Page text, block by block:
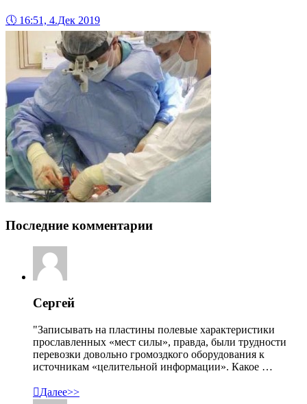
🕔 16:51, 4.Дек 2019
Последние комментарии
Сергей
"Записывать на пластины полевые характеристики
прославленных «мест силы», правда, были трудности
перевозки довольно громоздкого оборудования к
источникам «целительной информации». Какое …
Далее>>